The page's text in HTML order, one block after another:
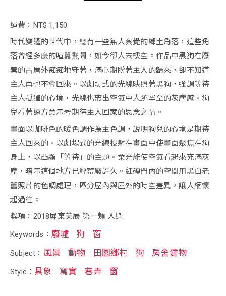
運費：NT$ 1,150
時代變遷的世代中，總有一些無人察覺的鄉土角落，這些角
落曾經多麼的喧囂熱鬧，如今卻人去樓空。作品中黑狗在廢
棄的古厝外痴痴地守著，滿心期盼著主人的歸來，卻不知道
主人再也不會回來。以劇場式的光線映照著黑狗，強調等待
主人孤獨的心境，光線也帶出空氣中人跡罕至的灰塵感。狗
兒看著遠方意示著期待主人回家的思念之情。
畫面以咖啡色的暖色調作為主色調，說明狗兒的心境是期待
主人回來的。以劇場式的光線投射在畫面中使畫面聚焦在狗
身上，以凸顯「等待」的主題。柔光能使空氣看起來充滿灰
塵，暗示這個地方已經荒廢許久。紅磚門內的空間用黑白老
舊照片的色調處理，區分屋內與屋外的時空差異，讓人緬懷
起過往。
獎項：2018屏東美展 第一類 入選
Keywords： 廢墟 狗 窗
Subject： 風景 動物 田園鄉村 狗 房舍建物
Style： 具象 寫實 巷弄 窗